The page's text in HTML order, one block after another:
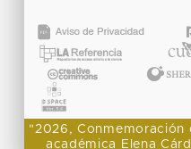
"2026, Conmemoración
académica Elena